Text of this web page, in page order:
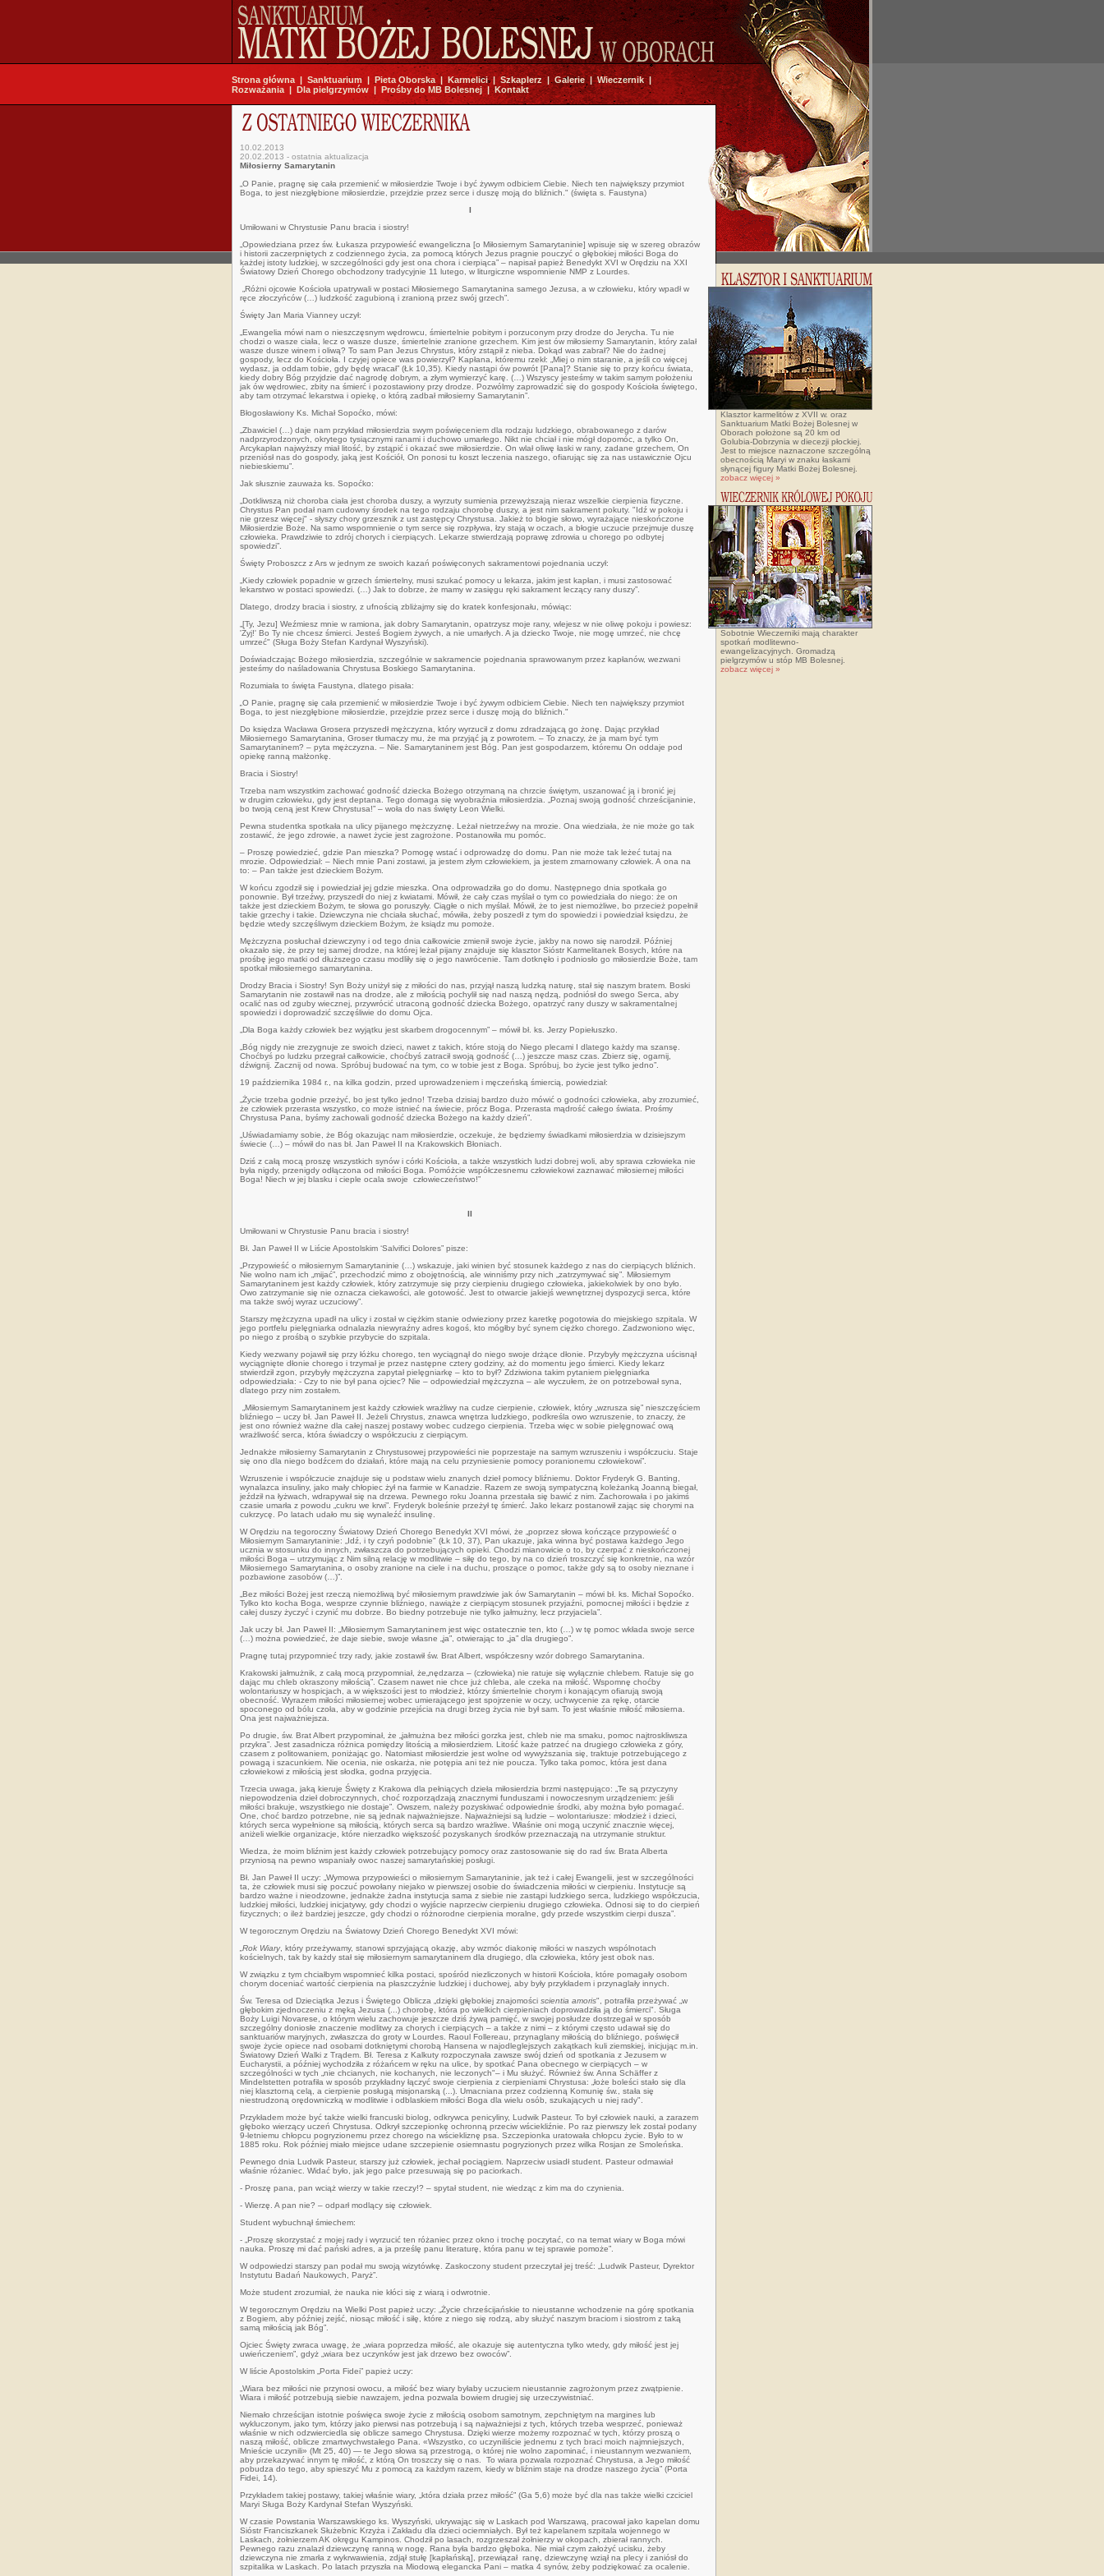
Strona główna | Sanktuarium|Pieta Oborska|Karmelici|Szkaplerz|Galerie|Wieczernik|
Rozważania | Dla pielgrzymów | Prośby do MB Bolesnej|Kontakt
10.02.2013
20.02.2013 - ostatnia aktualizacja
Miłosierny Samarytanin
„O Panie, pragnę się cała przemienić w miłosierdzie Twoje i być żywym odbiciem Ciebie. Niech ten największy przymiot
Boga, to jest niezgłębione miłosierdzie, przejdzie przez serce i duszę moją do bliźnich." (święta s. Faustyna)
I
Umiłowani w Chrystusie Panu bracia i siostry!
„Opowiedziana przez św. Łukasza przypowieść ewangeliczna [o Miłosiernym Samarytaninie] wpisuje się w szereg obrazów
i historii zaczerpniętych z codziennego życia, za pomocą których Jezus pragnie pouczyć o głębokiej miłości Boga do
każdej istoty ludzkiej, w szczególności gdy jest ona chora i cierpiąca” – napisał papież Benedykt XVI w Orędziu na XXI
Światowy Dzień Chorego obchodzony tradycyjnie 11 lutego, w liturgiczne wspomnienie NMP z Lourdes.
„Różni ojcowie Kościoła upatrywali w postaci Miłosiernego Samarytanina samego Jezusa, a w człowieku, który wpadł w
ręce złoczyńców (…) ludzkość zagubioną i zranioną przez swój grzech”.
Święty Jan Maria Vianney uczył:
„Ewangelia mówi nam o nieszczęsnym wędrowcu, śmiertelnie pobitym i porzuconym przy drodze do Jerycha. Tu nie
chodzi o wasze ciała, lecz o wasze dusze, śmiertelnie zranione grzechem. Kim jest ów miłosierny Samarytanin, który zalał
wasze dusze winem i oliwą? To sam Pan Jezus Chrystus, który zstąpił z nieba. Dokąd was zabrał? Nie do żadnej
gospody, lecz do Kościoła. I czyjej opiece was powierzył? Kapłana, któremu rzekł: „Miej o nim staranie, a jeśli co więcej
wydasz, ja oddam tobie, gdy będę wracał” (Łk 10,35). Kiedy nastąpi ów powrót [Pana]? Stanie się to przy końcu świata,
kiedy dobry Bóg przyjdzie dać nagrodę dobrym, a złym wymierzyć karę. (…) Wszyscy jesteśmy w takim samym położeniu
jak ów wędrowiec, zbity na śmierć i pozostawiony przy drodze. Pozwólmy zaprowadzić się do gospody Kościoła świętego,
aby tam otrzymać lekarstwa i opiekę, o którą zadbał miłosierny Samarytanin”.
Błogosławiony Ks. Michał Sopoćko, mówi:
„Zbawiciel (…) daje nam przykład miłosierdzia swym poświęceniem dla rodzaju ludzkiego, obrabowanego z darów
nadprzyrodzonych, okrytego tysiącznymi ranami i duchowo umarłego. Nikt nie chciał i nie mógł dopomóc, a tylko On,
Arcykapłan najwyższy miał litość, by zstąpić i okazać swe miłosierdzie. On wlał oliwę łaski w rany, zadane grzechem, On
przeniósł nas do gospody, jaką jest Kościół, On ponosi tu koszt leczenia naszego, ofiarując się za nas ustawicznie Ojcu
niebieskiemu”.
Jak słusznie zauważa ks. Sopoćko:
„Dotkliwszą niż choroba ciała jest choroba duszy, a wyrzuty sumienia przewyższają nieraz wszelkie cierpienia fizyczne.
Chrystus Pan podał nam cudowny środek na tego rodzaju chorobę duszy, a jest nim sakrament pokuty. "Idź w pokoju i
nie grzesz więcej" - słyszy chory grzesznik z ust zastępcy Chrystusa. Jakież to błogie słowo, wyrażające nieskończone
Miłosierdzie Boże. Na samo wspomnienie o tym serce się rozpływa, łzy stają w oczach, a błogie uczucie przejmuje duszę
człowieka. Prawdziwie to zdrój chorych i cierpiących. Lekarze stwierdzają poprawę zdrowia u chorego po odbytej
spowiedzi”.
Święty Proboszcz z Ars w jednym ze swoich kazań poświęconych sakramentowi pojednania uczył:
„Kiedy człowiek popadnie w grzech śmiertelny, musi szukać pomocy u lekarza, jakim jest kapłan, i musi zastosować
lekarstwo w postaci spowiedzi. (…) Jak to dobrze, że mamy w zasięgu ręki sakrament leczący rany duszy”.
Dlatego, drodzy bracia i siostry, z ufnością zbliżajmy się do kratek konfesjonału, mówiąc:
„[Ty, Jezu] Weźmiesz mnie w ramiona, jak dobry Samarytanin, opatrzysz moje rany, wlejesz w nie oliwę pokoju i powiesz:
'Żyj!' Bo Ty nie chcesz śmierci. Jesteś Bogiem żywych, a nie umarłych. A ja dziecko Twoje, nie mogę umrzeć, nie chcę
umrzeć" (Sługa Boży Stefan Kardynał Wyszyński).
Doświadczając Bożego miłosierdzia, szczególnie w sakramencie pojednania sprawowanym przez kapłanów, wezwani
jesteśmy do naśladowania Chrystusa Boskiego Samarytanina.
Rozumiała to święta Faustyna, dlatego pisała:
O Panie, pragnę się cała przemienić w miłosierdzie Twoje i być żywym odbiciem Ciebie. Niech ten największy przymiot
Boga, to jest niezgłębione miłosierdzie, przejdzie przez serce i duszę moją do bliźnich."
Do księdza Wacława Grosera przyszedł mężczyzna, który wyrzucił z domu zdradzającą go żonę. Dając przykład
Miłosiernego Samarytanina, Groser tłumaczy mu, że ma przyjąć ją z powrotem. – To znaczy, że ja mam być tym
Samarytaninem? – pyta mężczyzna. – Nie. Samarytaninem jest Bóg. Pan jest gospodarzem, któremu On oddaje pod
opiekę ranną małżonkę.
Bracia i Siostry!
Trzeba nam wszystkim zachować godność dziecka Bożego otrzymaną na chrzcie świętym, uszanować ją i bronić jej
w drugim człowieku, gdy jest deptana. Tego domaga się wyobraźnia miłosierdzia. „Poznaj swoją godność chrześcijaninie,
bo twoją ceną jest Krew Chrystusa!” – woła do nas święty Leon Wielki.
Pewna studentka spotkała na ulicy pijanego mężczyznę. Leżał nietrzeźwy na mrozie. Ona wiedziała, że nie może go tak
zostawić, że jego zdrowie, a nawet życie jest zagrożone. Postanowiła mu pomóc.
– Proszę powiedzieć, gdzie Pan mieszka? Pomogę wstać i odprowadzę do domu. Pan nie może tak leżeć tutaj na
mrozie. Odpowiedział: – Niech mnie Pani zostawi, ja jestem złym człowiekiem, ja jestem zmarnowany człowiek. A ona na
to: – Pan także jest dzieckiem Bożym.
W końcu zgodził się i powiedział jej gdzie mieszka. Ona odprowadziła go do domu. Następnego dnia spotkała go
ponownie. Był trzeźwy, przyszedł do niej z kwiatami. Mówił, że cały czas myślał o tym co powiedziała do niego: że on
także jest dzieckiem Bożym, te słowa go poruszyły. Ciągłe o nich myślał. Mówił, że to jest niemożliwe, bo przecież popełnił
takie grzechy i takie.
Dziewczyna nie chciała słuchać, mówiła, żeby poszedł z tym do spowiedzi i powiedział księdzu, że
będzie wtedy szczęśliwym dzieckiem Bożym, że ksiądz mu pomoże.
Mężczyzna posłuchał dziewczyny i od tego dnia całkowicie zmienił swoje życie, jakby na nowo się narodził. Później
okazało się, że przy tej samej drodze, na której leżał pijany znajduje się klasztor Sióstr Karmelitanek Bosych, które na
prośbę jego matki od dłuższego czasu modliły się o jego nawrócenie. Tam dotknęło i podniosło go miłosierdzie Boże, tam
spotkał miłosiernego samarytanina.
Drodzy Bracia i Siostry! Syn Boży uniżył się z miłości do nas, przyjął naszą ludzką naturę, stał się naszym bratem. Boski
Samarytanin nie zostawił nas na drodze, ale z miłością pochylił się nad naszą nędzą, podniósł do swego Serca, aby
ocalić nas od zguby wiecznej, przywrócić utraconą godność dziecka Bożego, opatrzyć rany duszy w sakramentalnej
spowiedzi i doprowadzić szczęśliwie do domu Ojca.
„Dla Boga każdy człowiek bez wyjątku jest skarbem drogocennym” – mówił bł. ks. Jerzy Popiełuszko.
„Bóg nigdy nie zrezygnuje ze swoich dzieci, nawet z takich, które stoją do Niego plecami I dlatego każdy ma szansę.
Choćbyś po ludzku przegrał całkowicie, choćbyś zatracił swoją godność (…) jeszcze masz czas. Zbierz się, ogarnij,
dźwignij. Zacznij od nowa. Spróbuj budować na tym, co w tobie jest z Boga. Spróbuj, bo życie jest tylko jedno”.
19 października 1984 r., na kilka godzin, przed uprowadzeniem i męczeńską śmiercią, powiedział:
„Życie trzeba godnie przeżyć, bo jest tylko jedno! Trzeba dzisiaj bardzo dużo mówić o godności człowieka, aby zrozumieć,
że człowiek przerasta wszystko, co może istnieć na świecie, prócz Boga. Przerasta mądrość całego świata. Prośmy
Chrystusa Pana, byśmy zachowali godność dziecka Bożego na każdy dzień”.
„Uświadamiamy sobie, że Bóg okazując nam miłosierdzie, oczekuje, że będziemy świadkami miłosierdzia w dzisiejszym
świecie (…) – mówił do nas bł. Jan Paweł II na Krakowskich Błoniach.
Dziś z całą mocą proszę wszystkich synów i córki Kościoła, a także wszystkich ludzi dobrej woli, aby sprawa człowieka nie
była nigdy, przenigdy odłączona od miłości Boga. Pomóżcie współczesnemu człowiekowi zaznawać miłosiernej miłości
Boga! Niech w jej blasku i cieple ocala swoje człowieczeństwo!”
II
Umiłowani w Chrystusie Panu bracia i siostry!
Bł. Jan Paweł II w Liście Apostolskim ‘Salvifici Dolores” pisze:
„Przypowieść o miłosiernym Samarytaninie (…) wskazuje, jaki winien być stosunek każdego z nas do cierpiących bliźnich.
Nie wolno nam ich „mijać”, przechodzić mimo z obojętnością, ale winniśmy przy nich „zatrzymywać się”. Miłosiernym
Samarytaninem jest każdy człowiek, który zatrzymuje się przy cierpieniu drugiego człowieka, jakiekolwiek by ono było.
Owo zatrzymanie się nie oznacza ciekawości, ale gotowość. Jest to otwarcie jakiejś wewnętrznej dyspozycji serca, które
ma także swój wyraz uczuciowy”.
Starszy mężczyzna upadł na ulicy i został w ciężkim stanie odwieziony przez karetkę pogotowia do miejskiego szpitala. W
jego portfelu pielęgniarka odnalazła niewyraźny adres kogoś, kto mógłby być synem ciężko chorego. Zadzwoniono więc,
po niego z prośbą o szybkie przybycie do szpitala.
Kiedy wezwany pojawił się przy łóżku chorego, ten wyciągnął do niego swoje drżące dłonie. Przybyły mężczyzna uścisnął
wyciągnięte dłonie chorego i trzymał je przez następne cztery godziny, aż do momentu jego śmierci. Kiedy lekarz
stwierdził zgon, przybyły mężczyzna zapytał pielęgniarkę – kto to był? Zdziwiona takim pytaniem pielęgniarka
odpowiedziała: - Czy to nie był pana ojciec? Nie – odpowiedział mężczyzna – ale wyczułem, że on potrzebował syna,
dlatego przy nim zostałem.
„Miłosiernym Samarytaninem jest każdy człowiek wrażliwy na cudze cierpienie, człowiek, który „wzrusza się” nieszczęściem
bliźniego – uczy bł. Jan Paweł II. Jeżeli Chrystus, znawca wnętrza ludzkiego, podkreśla owo wzruszenie, to znaczy, że
jest ono również ważne dla całej naszej postawy wobec cudzego cierpienia. Trzeba więc w sobie pielęgnować ową
wrażliwość serca, która świadczy o współczuciu z cierpiącym.
Jednakże miłosierny Samarytanin z Chrystusowej przypowieści nie poprzestaje na samym wzruszeniu i współczuciu. Staje
się ono dla niego bodźcem do działań, które mają na celu przyniesienie pomocy poranionemu człowiekowi”.
Wzruszenie i współczucie znajduje się u podstaw wielu znanych dzieł pomocy bliźniemu. Doktor Fryderyk G. Banting,
wynalazca insuliny, jako mały chłopiec żył na farmie w Kanadzie. Razem ze swoją sympatyczną koleżanką Joanną biegał,
jeździł na łyżwach, wdrapywał się na drzewa. Pewnego roku Joanna przestała się bawić z nim. Zachorowała i po jakimś
czasie umarła z powodu „cukru we krwi”. Fryderyk boleśnie przeżył tę śmierć. Jako lekarz postanowił zając się chorymi na
cukrzycę. Po latach udało mu się wynaleźć insulinę.
W Orędziu na tegoroczny Światowy Dzień Chorego Benedykt XVI mówi, że „ poprzez słowa kończące przypowieść o
Miłosiernym Samarytaninie: „Idź, i ty czyń podobnie" (Łk 10, 37), Pan ukazuje, jaka winna być postawa każdego Jego
ucznia w stosunku do innych, zwłaszcza do potrzebujących opieki. Chodzi mianowicie o to, by czerpać z nieskończonej
miłości Boga – utrzymując z Nim silną relację w modlitwie – siłę do tego, by na co dzień troszczyć się konkretnie, na wzór
Miłosiernego Samarytanina, o osoby zranione na ciele i na duchu, proszące o pomoc, także gdy są to osoby nieznane i
pozbawione zasobów (…)”.
„Bez miłości Bożej jest rzeczą niemożliwą być miłosiernym prawdziwie jak ów Samarytanin – mówi bł. ks. Michał Sopoćko.
Tylko kto kocha Boga, wesprze czynnie bliźniego, nawiąże z cierpiącym stosunek przyjaźni, pomocnej miłości i będzie z
całej duszy życzyć i czynić mu dobrze. Bo biedny potrzebuje nie tylko jałmużny, lecz przyjaciela”.
Jak uczy bł. Jan Paweł II: „Miłosiernym Samarytaninem jest więc ostatecznie ten, kto (…) w tę pomoc wkłada swoje serce
(…) można powiedzieć, że daje siebie, swoje własne „ja”, otwierając to „ja” dla drugiego”.
Pragnę tutaj przypomnieć trzy rady, jakie zostawił św. Brat Albert, współczesny wzór dobrego Samarytanina.
Krakowski jałmużnik, z całą mocą przypomniał, że„nędzarza – (człowieka) nie ratuje się wyłącznie chlebem. Ratuje się go
dając mu chleb okraszony miłością”. Czasem nawet nie chce już chleba, ale czeka na miłość. Wspomnę choćby
wolontariuszy w hospicjach, a w większości jest to młodzież, którzy śmiertelnie chorym i konającym ofiarują swoją
obecność. Wyrazem miłości miłosiernej wobec umierającego jest spojrzenie w oczy, uchwycenie za rękę, otarcie
spoconego od bólu czoła, aby w godzinie przejścia na drugi brzeg życia nie był sam. To jest właśnie miłość miłosierna.
Ona jest najważniejsza.
Po drugie, św. Brat Albert przypominał, że „jałmużna bez miłości gorzka jest, chleb nie ma smaku, pomoc najtroskliwsza
przykra”. Jest zasadnicza różnica pomiędzy litością a miłosierdziem. Litość każe patrzeć na drugiego człowieka z góry,
czasem z politowaniem, poniżając go. Natomiast miłosierdzie jest wolne od wywyższania się, traktuje potrzebującego z
powagą i szacunkiem. Nie ocenia, nie oskarża, nie potępia ani też nie poucza. Tylko taka pomoc, która jest dana
człowiekowi z miłością jest słodka, godna przyjęcia.
Trzecia uwaga, jaką kieruje Święty z Krakowa dla pełniących dzieła miłosierdzia brzmi następująco: „Te są przyczyny
niepowodzenia dzieł dobroczynnych, choć rozporządzają znacznymi funduszami i nowoczesnym urządzeniem: jeśli
miłości brakuje, wszystkiego nie dostaje”. Owszem, należy pozyskiwać odpowiednie środki, aby można było pomagać.
One, choć bardzo potrzebne, nie są jednak najważniejsze. Najważniejsi są ludzie – wolontariusze: młodzież i dzieci,
których serca wypełnione są miłością, których serca są bardzo wrażliwe. Właśnie oni mogą uczynić znacznie więcej,
aniżeli wielkie organizacje, które nierzadko większość pozyskanych środków przeznaczają na utrzymanie struktur.
Wiedza, że moim bliźnim jest każdy człowiek potrzebujący pomocy oraz zastosowanie się do rad św. Brata Alberta
przyniosą na pewno wspaniały owoc naszej samarytańskiej posługi.
Bł. Jan Paweł II uczy: „Wymowa przypowieści o miłosiernym Samarytaninie, jak też i całej Ewangelii, jest w szczególności
ta, że człowiek musi się poczuć powołany niejako w pierwszej osobie do świadczenia miłości w cierpieniu. Instytucje są
bardzo ważne i nieodzowne, jednakże żadna instytucja sama z siebie nie zastąpi ludzkiego serca, ludzkiego współczucia,
ludzkiej miłości, ludzkiej inicjatywy, gdy chodzi o wyjście naprzeciw cierpieniu drugiego człowieka. Odnosi się to do cierpień
fizycznych; o ileż bardziej jeszcze, gdy chodzi o różnorodne cierpienia moralne, gdy przede wszystkim cierpi dusza”.
W tegorocznym Orędziu na Światowy Dzień Chorego Benedykt XVI mówi:
„Rok Wiary, który przeżywamy, stanowi sprzyjającą okazję, aby wzmóc diakonię miłości w naszych wspólnotach
kościelnych, tak by każdy stał się miłosiernym samarytaninem dla drugiego, dla człowieka, który jest obok nas.
W związku z tym chciałbym wspomnieć kilka postaci, spośród niezliczonych w historii Kościoła, które pomagały osobom
chorym doceniać wartość cierpienia na płaszczyźnie ludzkiej i duchowej, aby były przykładem i przynaglały innych.
Św. Teresa od Dzieciątka Jezus i Świętego Oblicza „dzięki głębokiej znajomości scientia amoris", potrafiła przeżywać „w
głębokim zjednoczeniu z męką Jezusa (...) chorobę, która po wielkich cierpieniach doprowadziła ją do śmierci". Sługa
Boży Luigi Novarese, o którym wielu zachowuje jeszcze dziś żywą pamięć, w swojej posłudze dostrzegał w sposób
szczególny doniosłe znaczenie modlitwy za chorych i cierpiących – a także z nimi – z którymi często udawał się do
sanktuariów maryjnych, zwłaszcza do groty w Lourdes. Raoul Follereau, przynaglany miłością do bliźniego, poświęcił
swoje życie opiece nad osobami dotkniętymi chorobą Hansena w najodleglejszych zakątkach kuli ziemskiej, inicjując m.in.
Światowy Dzień Walki z Trądem. Bł. Teresa z Kalkuty rozpoczynała zawsze swój dzień od spotkania z Jezusem w
Eucharystii, a później wychodziła z różańcem w ręku na ulice, by spotkać Pana obecnego w cierpiących – w
szczególności w tych „nie chcianych, nie kochanych, nie leczonych"– i Mu służyć. Również św. Anna Schäffer z
Mindelstetten potrafiła w sposób przykładny łączyć swoje cierpienia z cierpieniami Chrystusa: „łoże boleści stało się dla
niej klasztorną celą, a cierpienie posługą misjonarską (...). Umacniana przez codzienną Komunię św., stała się
niestrudzoną orędowniczką w modlitwie i odblaskiem miłości Boga dla wielu osób, szukających u niej rady".
Przykładem może być także wielki francuski biolog, odkrywca penicyliny, Ludwik Pasteur. To był człowiek nauki, a zarazem
głęboko wierzący uczeń Chrystusa. Odkrył szczepionkę ochronną przeciw wściekliźnie. Po raz pierwszy lek został podany
9-letniemu chłopcu pogryzionemu przez chorego na wściekliznę psa. Szczepionka uratowała chłopcu życie.
Było to w
1885 roku. Rok później miało miejsce udane szczepienie osiemnastu pogryzionych przez wilka Rosjan ze Smoleńska.
Pewnego dnia Ludwik Pasteur, starszy już człowiek, jechał pociągiem. Naprzeciw usiadł student. Pasteur odmawiał
właśnie różaniec. Widać było, jak jego palce przesuwają się po paciorkach.
- Proszę pana, pan wciąż wierzy w takie rzeczy!? – spytał student, nie wiedząc z kim ma do czynienia.
- Wierzę. A pan nie? – odparł modlący się człowiek.
Student wybuchnął śmiechem:
- „Proszę skorzystać z mojej rady i wyrzucić ten różaniec przez okno i trochę poczytać, co na temat wiary w Boga mówi
nauka. Proszę mi dać pański adres, a ja prześlę panu literaturę, która panu w tej sprawie pomoże”.
W odpowiedzi starszy pan podał mu swoją wizytówkę. Zaskoczony student przeczytał jej treść: „Ludwik Pasteur, Dyrektor
Instytutu Badań Naukowych, Paryż”.
Może student zrozumiał, że nauka nie kłóci się z wiarą i odwrotnie.
W tegorocznym Orędziu na Wielki Post papież uczy: „Życie chrześcijańskie to nieustanne wchodzenie na górę spotkania
z Bogiem, aby później zejść, niosąc miłość i siłę, które z niego się rodzą, aby służyć naszym braciom i siostrom z taką
samą miłością jak Bóg”.
Ojciec Święty zwraca uwagę, że „wiara poprzedza miłość, ale okazuje się autentyczna tylko wtedy, gdy miłość jest jej
uwieńczeniem”, gdyż „wiara bez uczynków jest jak drzewo bez owoców”.
W liście Apostolskim „Porta Fidei” papież uczy:
„Wiara bez miłości nie przynosi owocu, a miłość bez wiary byłaby uczuciem nieustannie zagrożonym przez zwątpienie.
Wiara i miłość potrzebują siebie nawzajem, jedna pozwala bowiem drugiej się urzeczywistniać.
Niemało chrześcijan istotnie poświęca swoje życie z miłością osobom samotnym, zepchniętym na margines lub
wykluczonym, jako tym, którzy jako pierwsi nas potrzebują i są najważniejsi z tych, których trzeba wesprzeć, ponieważ
właśnie w nich odzwierciedla się oblicze samego Chrystusa. Dzięki wierze możemy rozpoznać w tych, którzy proszą o
naszą miłość, oblicze zmartwychwstałego Pana. «Wszystko, co uczyniliście jednemu z tych braci moich najmniejszych,
Mnieście uczynili» (Mt 25, 40) — te Jego słowa są przestrogą, o której nie wolno zapominać, i nieustannym wezwaniem,
aby przekazywać innym tę miłość, z którą On troszczy się o nas. To wiara pozwala rozpoznać Chrystusa, a Jego miłość
pobudza do tego, aby spieszyć Mu z pomocą za każdym razem, kiedy w bliźnim staje na drodze naszego życia” (Porta
Fidei, 14).
Przykładem takiej postawy, takiej właśnie wiary, „która działa przez miłość” (Ga 5,6) może być dla nas także wielki czciciel
Maryi Sługa Boży Kardynał Stefan Wyszyński.
W czasie Powstania Warszawskiego ks. Wyszyński, ukrywając się w Laskach pod Warszawą, pracował jako kapelan domu
Sióstr Franciszkanek Służebnic Krzyża i Zakładu dla dzieci ociemniałych. Był też kapelanem szpitala wojennego w
Laskach, żołnierzem AK okręgu Kampinos. Chodził po lasach, rozgrzeszał żołnierzy w okopach, zbierał rannych.
Pewnego razu znalazł dziewczynę ranną w nogę. Rana była bardzo głęboka. Nie miał czym założyć ucisku, żeby
dziewczyna nie zmarła z wykrwawienia, zdjął stułę [kapłańską], przewiązał ranę, dziewczynę wziął na plecy i zaniósł do
szpitalika w Laskach. Po latach przyszła na Miodową elegancka Pani – matka 4 synów, żeby podziękować za ocalenie.
Klasztor karmelitów z XVII w. oraz
Sanktuarium Matki Bożej Bolesnej w
Oborach położone są 20 km od
Golubia-Dobrzynia w diecezji płockiej.
Jest to miejsce naznaczone szczególną
obecnością Maryi w znaku łaskami
słynącej figury Matki Bożej Bolesnej.
zobacz więcej »
Sobotnie Wieczerniki mają charakter
spotkań modlitewno-
ewangelizacyjnych. Gromadzą
pielgrzymów u stóp MB Bolesnej.
zobacz więcej »